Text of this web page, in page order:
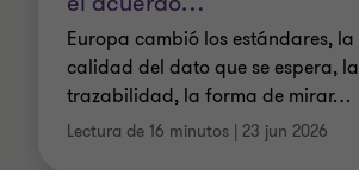
Europa cambió los estándares, la
calidad del dato que se espera, la
trazabilidad, la forma de mirar…
Lectura de 16 minutos | 23 jun 2026